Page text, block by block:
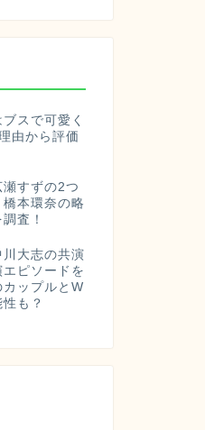
スで可愛く
由から評価
すずの2つ
本環奈の略
査！
大志の共演
ピソードを
カップルとW
も？